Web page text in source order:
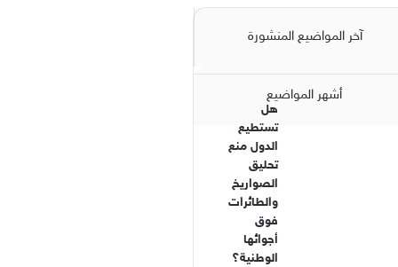
آخر المواضيع المنشورة
أشهر المواضيع
هل
تستطيع
الدول منع
تحليق
الصواريخ
والطائرات
فوق
أجوائها
الوطنية؟